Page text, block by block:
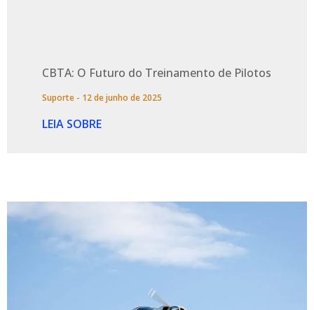
CBTA: O Futuro do Treinamento de Pilotos
Suporte 12 de junho de 2025
LEIA SOBRE